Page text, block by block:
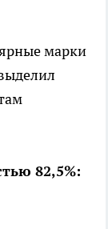
марки
82,5%: